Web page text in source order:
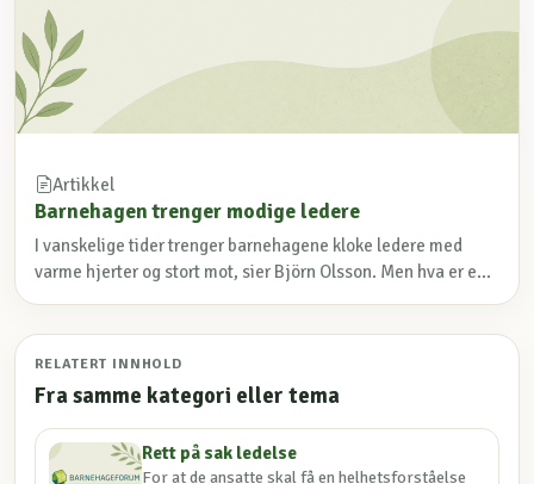
Artikkel
Barnehagen trenger modige ledere
I vanskelige tider trenger barnehagene kloke ledere med
varme hjerter og stort mot, sier Björn Olsson. Men hva er e...
RELATERT INNHOLD
Fra samme kategori eller tema
Rett på sak ledelse
For at de ansatte skal få en helhetsforståelse